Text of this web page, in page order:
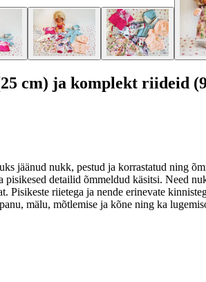
cm) ja komplekt riideid
jäänud nukk, pestud ja korrastatud ning
detailid õmmeldud käsitsi. Need
Pisikeste riietega ja nende erinevate
mälu, mõtlemise ja kõne ning ka